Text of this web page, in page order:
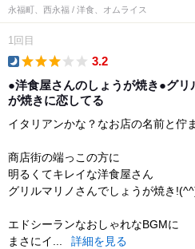
永福町、西永福 / 洋食、オムライス
1回目
3.2
●洋食屋さんのしょうが焼き●グリ
が焼きに恋してる
イタリアンかな？なお店の名前と佇
商店街の端っこの方に
明るくてキレイな洋食屋さん
グリルマリノさんでしょうが焼き
エドシーランなおしゃれなBGMに
まさにイ...
詳細を見る